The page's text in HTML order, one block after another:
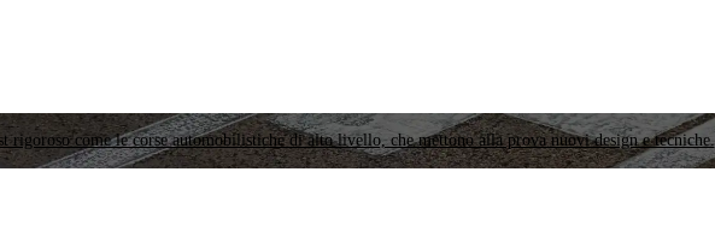
rigoroso come le corse automobilistiche di alto livello, che mettono alla prova nuovi design e tecniche.